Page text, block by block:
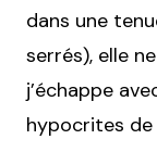
dans une
serrés), elle
j’échappe
hypocrites de